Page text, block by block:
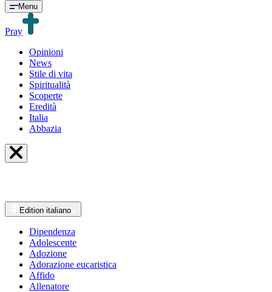
Menu
Pray
Opinioni
News
Stile di vita
Spiritualità
Scoperte
Eredità
Italia
Abbazia
Edition italiano
Dipendenza
Adolescente
Adozione
Adorazione eucaristica
Affido
Allenatore